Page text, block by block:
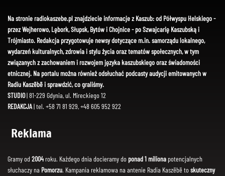
Na stronie radiokaszebe.pl znajdziecie informacje z Kaszub: od Półwyspu Helskiego -
przez Wejherowo, Lębork, Słupsk, Bytów i Chojnice - po Szwajcarię Kaszubską i
Trójmiasto. Redakcja przygotowuje newsy dotyczące m.in. samorządu lokalnego,
wydarzeń kulturalnych, zdrowia i stylu życia oraz tematów społecznych, w tym
związanych z zachowaniem i rozwojem języka kaszubskiego oraz świadomości
etnicznej. Na portalu można również odsłuchać podcasty audycji emitowanych w
Radiu Kaszëbë i sprawdzić, co graliśmy.
STUDIO| 81-229 Gdynia, ul. Mireckiego 12
REDAKCJA| tel. +58 71 81 929, +48 605 952 922
Reklama
Gramy od 2004roku. Każdego dnia docieramy do ponad 1 miliona potencjalnych
słuchaczy na Pomorzu. Kampania reklamowa na antenie Radia Kaszëbë toskuteczny